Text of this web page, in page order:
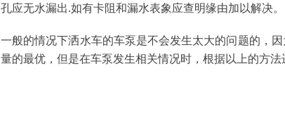
孔应无水漏出.如有卡阻和漏水表象应查明缘由加以解决。
一般的情况下洒水车的车泵是不会发生太大的问题的，
量的最优，但是在车泵发生相关情况时，根据以上的方法